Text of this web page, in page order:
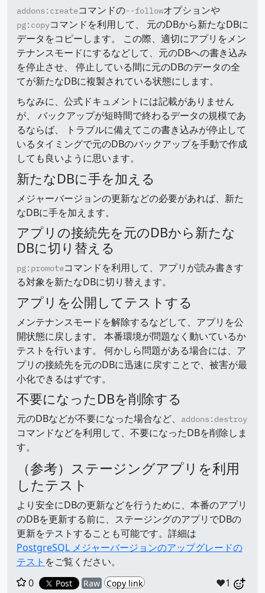
addons:createコマンドの--followオプションや
pg:copyコマンドを利用して、 元のDBから新たなDBに
データをコピーします。 この際、適切にアプリをメン
テナンスモードにするなどして、元のDBへの書き込み
を停止させ、 停止している間に元のDBのデータの全
てが新たなDBに複製されている状態にします。
ちなみに、公式ドキュメントには記載がありません
が、 バックアップが短時間で終わるデータの規模であ
るならば、 トラブルに備えてこの書き込みが停止して
いるタイミングで元のDBのバックアップを手動で作成
しても良いように思います。
新たなDBに手を加える
メジャーバージョンの更新などの必要があれば、新た
なDBに手を加えます。
アプリの接続先を元のDBから新たな
DBに切り替える
pg:promoteコマンドを利用して、アプリが読み書きす
る対象を新たなDBに切り替えます。
アプリを公開してテストする
メンテナンスモードを解除するなどして、アプリを公
開状態に戻します。 本番環境が問題なく動いているか
テストを行います。 何かしら問題がある場合には、ア
プリの接続先を元のDBに迅速に戻すことで、被害が最
小化できるはずです。
不要になったDBを削除する
元のDBなどが不要になった場合など、 addons:destroy
コマンドなどを利用して、不要になったDBを削除しま
す。
（参考）ステージングアプリを利用
したテスト
より安全にDBの更新などを行うために、本番のアプリ
のDBを更新する前に、ステージングのアプリでDBの
更新をテストすることも可能です。詳細は
PostgreSQL メジャーバージョンのアップグレードの
テスト をご覧ください。
0
Post Raw Copy link ❤️1